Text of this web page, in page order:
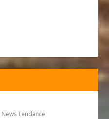
News Tendance